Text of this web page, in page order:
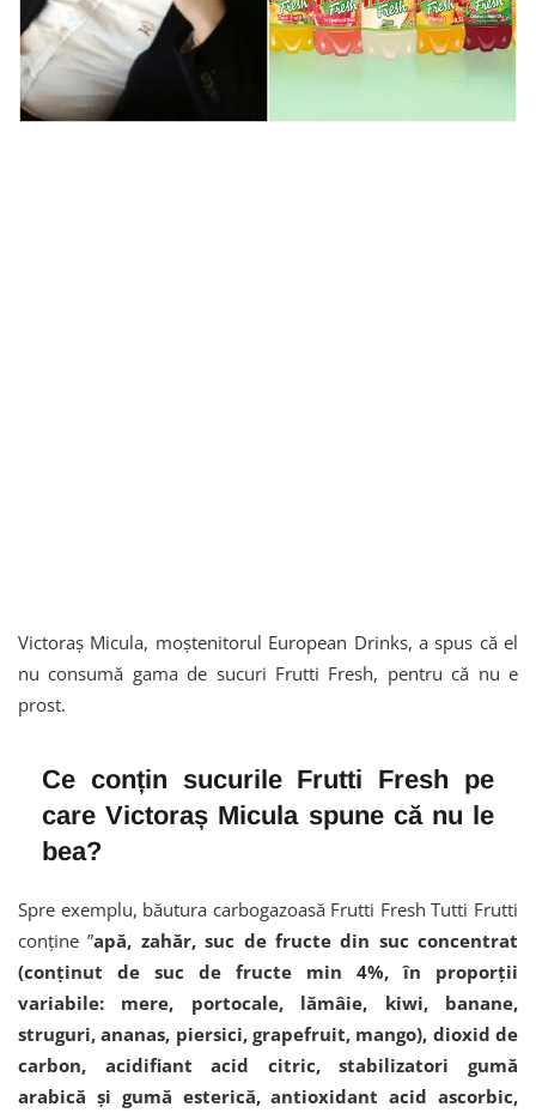
Victoraș Micula, moștenitorul European Drinks, a spus că el
nu consumă gama de sucuri Frutti Fresh, pentru că nu e
prost.
Ce conțin sucurile Frutti Fresh pe
care Victoraș Micula spune că nu le
bea?
Spre exemplu, băutura carbogazoasă Frutti Fresh Tutti Frutti
conține ”apă, zahăr, suc de fructe din suc concentrat
(conținut de suc de fructe min 4%, în proporții
variabile: mere, portocale, lămâie, kiwi, banane,
struguri, ananas, piersici, grapefruit, mango), dioxid de
carbon, acidifiant acid citric, stabilizatori gumă
arabică și gumă esterică, antioxidant acid ascorbic,